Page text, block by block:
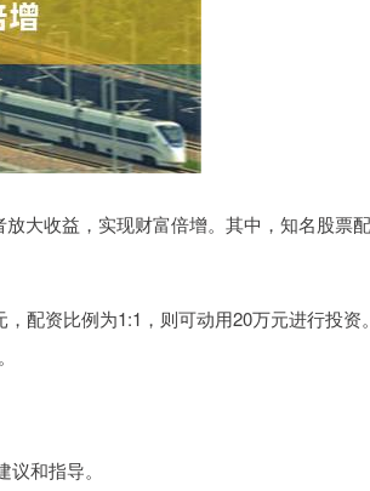
大收益，实现财富倍增。其中，知名股票
配资比例为1:1，则可动用20万元进行投资
和指导。